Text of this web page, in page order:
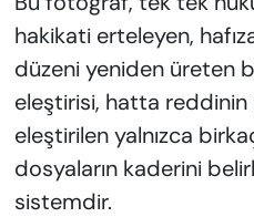
hakikati erteleyen,
düzeni yeniden üreten
eleştirisi, hatta
eleştirilen yalnızca
dosyaların kaderini
sistemdir.